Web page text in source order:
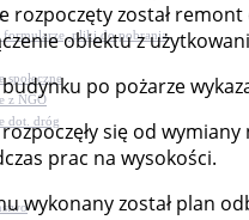
formularze, pliki do pobrania
społeczne
z NGO
dot. dróg
rozpoczęty został
obiektu z
po pożarze
się od
prac na wysokości.
wykonany został plan